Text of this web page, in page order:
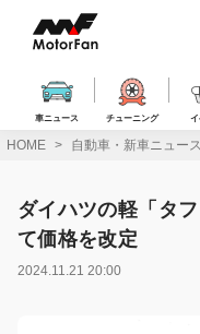
ス
車ニュース チューニング イ
HOME 自動車・新車ニュース
ダイハツの軽「タ
て価格を改定
2024.11.21 20:00